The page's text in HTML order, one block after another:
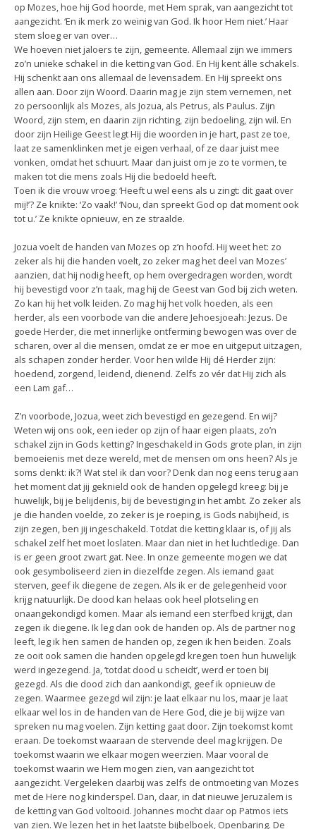
op Mozes, hoe hij God hoorde, met Hem sprak, van aangezicht tot
aangezicht. ‘En ik merk zo weinig van God. Ik hoor Hem niet.’ Haar
stem sloeg er van over…
We hoeven niet jaloers te zijn, gemeente. Allemaal zijn we immers
zo’n unieke schakel in die ketting van God. En Hij kent álle schakels.
Hij schenkt aan ons allemaal de levensadem. En Hij spreekt ons
allen aan. Door zijn Woord. Daarin mag je zijn stem vernemen, net
zo persoonlijk als Mozes, als Jozua, als Petrus, als Paulus. Zijn
Woord, zijn stem, en daarin zijn richting, zijn bedoeling, zijn wil. En
door zijn Heilige Geest legt Hij die woorden in je hart, past ze toe,
laat ze samenklinken met je eigen verhaal, of ze daar juist mee
vonken, omdat het schuurt. Maar dan juist om je zo te vormen, te
maken tot die mens zoals Hij die bedoeld heeft.
Toen ik die vrouw vroeg: ‘Heeft u wel eens als u zingt: dit gaat over
mij!’? Ze knikte: ‘Zo vaak!’ ‘Nou, dan spreekt God op dat moment ook
tot u.’ Ze knikte opnieuw, en ze straalde.
Jozua voelt de handen van Mozes op z’n hoofd. Hij weet het: zo
zeker als hij die handen voelt, zo zeker mag het deel van Mozes’
aanzien, dat hij nodig heeft, op hem overgedragen worden, wordt
hij bevestigd voor z’n taak, mag hij de Geest van God bij zich weten.
Zo kan hij het volk leiden. Zo mag hij het volk hoeden, als een
herder, als een voorbode van die andere Jehoesjoeah: Jezus. De
goede Herder, die met innerlijke ontferming bewogen was over de
scharen, over al die mensen, omdat ze er moe en uitgeput uitzagen,
als schapen zonder herder. Voor hen wilde Hij dé Herder zijn:
hoedend, zorgend, leidend, dienend. Zelfs zo vér dat Hij zich als
een Lam gaf…
Z’n voorbode, Jozua, weet zich bevestigd en gezegend. En wij?
Weten wij ons ook, een ieder op zijn of haar eigen plaats, zo’n
schakel zijn in Gods ketting? Ingeschakeld in Gods grote plan, in zijn
bemoeienis met deze wereld, met de mensen om ons heen? Als je
soms denkt: ik?! Wat stel ik dan voor? Denk dan nog eens terug aan
het moment dat jij geknield ook de handen opgelegd kreeg: bij je
huwelijk, bij je belijdenis, bij de bevestiging in het ambt. Zo zeker als
je die handen voelde, zo zeker is je roeping, is Gods nabijheid, is
zijn zegen, ben jij ingeschakeld. Totdat die ketting klaar is, of jij als
schakel zelf het moet loslaten. Maar dan niet in het luchtledige. Dan
is er geen groot zwart gat. Nee. In onze gemeente mogen we dat
ook gesymboliseerd zien in diezelfde zegen. Als iemand gaat
sterven, geef ik diegene de zegen. Als ik er de gelegenheid voor
krijg natuurlijk. De dood kan helaas ook heel plotseling en
onaangekondigd komen. Maar als iemand een sterfbed krijgt, dan
zegen ik diegene. Ik leg dan ook de handen op. Als de partner nog
leeft, leg ik hen samen de handen op, zegen ik hen beiden. Zoals
ze ooit ook samen die handen opgelegd kregen toen hun huwelijk
werd ingezegend. Ja, ‘totdat dood u scheidt’, werd er toen bij
gezegd. Als die dood zich dan aankondigt, geef ik opnieuw de
zegen. Waarmee gezegd wil zijn: je laat elkaar nu los, maar je laat
elkaar wel los in de handen van de Here God, die je bij wijze van
spreken nu mag voelen. Zijn ketting gaat door. Zijn toekomst komt
eraan. De toekomst waaraan de stervende deel mag krijgen. De
toekomst waarin we elkaar mogen weerzien. Maar vooral de
toekomst waarin we Hem mogen zien, van aangezicht tot
aangezicht. Vergeleken daarbij was zelfs de ontmoeting van Mozes
met de Here nog kinderspel. Dan, daar, in dat nieuwe Jeruzalem is
de ketting van God voltooid. Johannes mocht daar op Patmos iets
van zien. We lezen het in het laatste bijbelboek, Openbaring. De